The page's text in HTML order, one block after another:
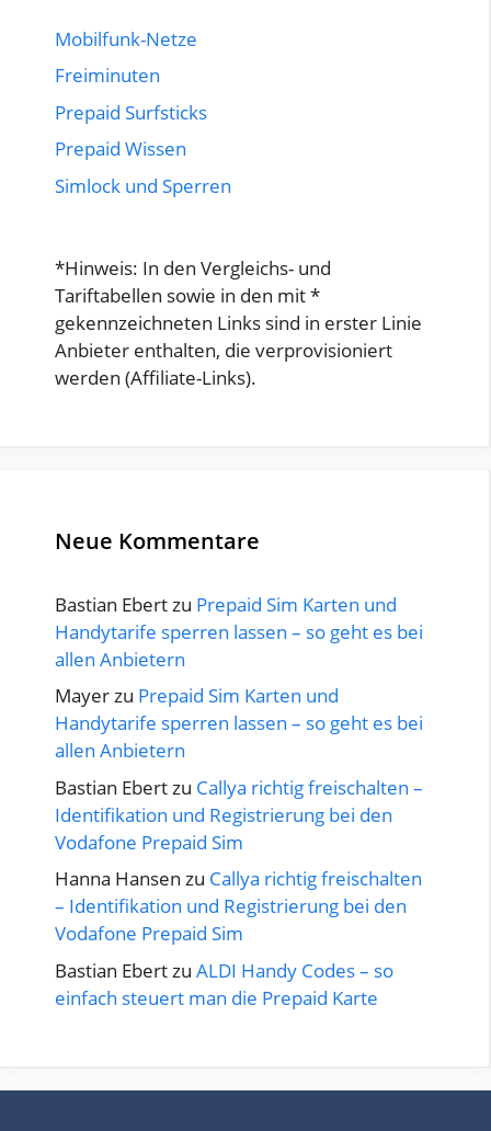
Mobilfunk-Netze
Freiminuten
Prepaid Surfsticks
Prepaid Wissen
Simlock und Sperren
*Hinweis: In den Vergleichs- und
Tariftabellen sowie in den mit *
gekennzeichneten Links sind in erster Linie
Anbieter enthalten, die verprovisioniert
werden (Affiliate-Links).
Neue Kommentare
Bastian Ebert zu Prepaid Sim Karten und
Handytarife sperren lassen – so geht es bei
allen Anbietern
Mayerzu Prepaid Sim Karten und
Handytarife sperren lassen – so geht es bei
allen Anbietern
Bastian Ebert zu Callya richtig freischalten –
Identifikation und Registrierung bei den
Vodafone Prepaid Sim
Hanna Hansen zu Callya richtig freischalten
– Identifikation und Registrierung bei den
Vodafone Prepaid Sim
Bastian Ebert zu ALDI Handy Codes – so
einfach steuert man die Prepaid Karte